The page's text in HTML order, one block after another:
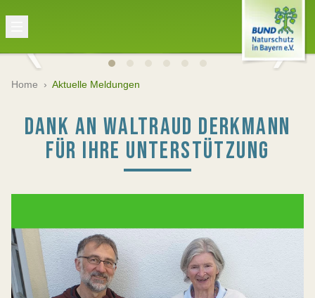
Home › Aktuelle Meldungen
DANK AN WALTRAUD DERKMANN
FÜR IHRE UNTERSTÜTZUNG